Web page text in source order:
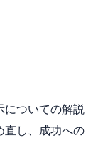
についての解説
直し、成功への